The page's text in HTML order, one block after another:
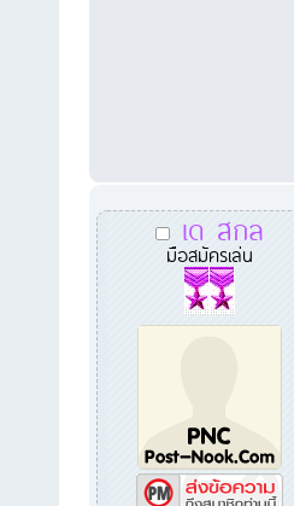
เด สกล
มือสมัครเล่น